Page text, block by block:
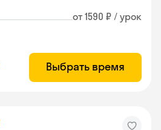
от 1590 ₽ / урок
Выбрать время